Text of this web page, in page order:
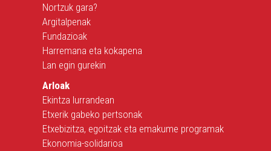
Nortzuk gara?
Argitalpenak
Fundazioak
Harremana eta kokapena
Lan egin gurekin
Arloak
Ekintza lurrandean
Etxerik gabeko pertsonak
Etxebizitza, egoitzak eta emakume programak
Ekonomia-solidarioa